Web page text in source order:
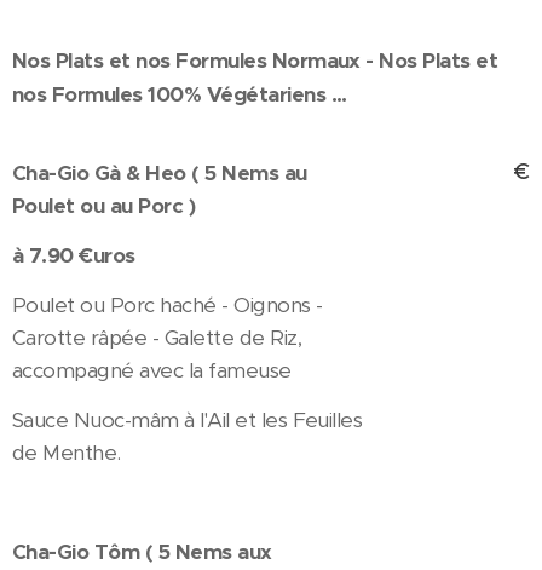
Nos Plats et nos Formules Normaux - Nos Plats et
nos Formules 100% Végétariens ...
Cha-Gio Gà & Heo ( 5 Nems au
Poulet ou au Porc )
à 7.90 €uros
Poulet ou Porc haché - Oignons -
Carotte râpée - Galette de Riz,
accompagné avec la fameuse
Sauce Nuoc-mâm à l'Ail et les Feuilles
de Menthe.
Cha-Gio Tôm ( 5 Nems aux
€